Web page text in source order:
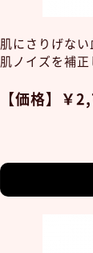
肌にさりげな
肌ノイズを補正
【価格】￥